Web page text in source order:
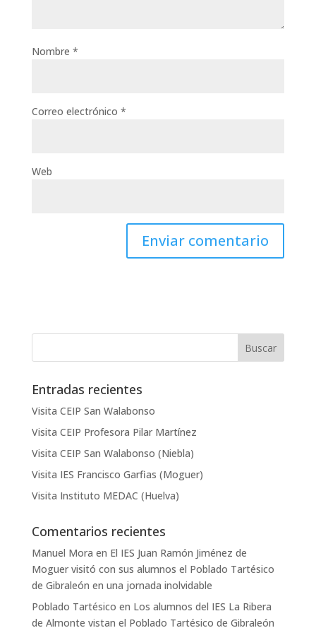
Nombre *
Correo electrónico *
Web
Entradas recientes
Visita CEIP San Walabonso
Visita CEIP Profesora Pilar Martínez
Visita CEIP San Walabonso (Niebla)
Visita IES Francisco Garfias (Moguer)
Visita Instituto MEDAC (Huelva)
Comentarios recientes
Manuel Mora en El IES Juan Ramón Jiménez de
Moguer visitó con sus alumnos el Poblado Tartésico
de Gibraleón en una jornada inolvidable
Poblado Tartésico en Los alumnos del IES La Ribera
de Almonte vistan el Poblado Tartésico de Gibraleón